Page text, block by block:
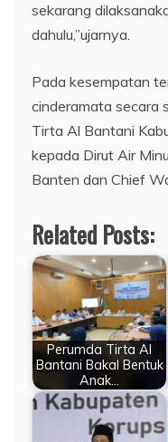
sekarang
dahulu,”ujarnya.
Pada kesempatan
cinderamata secara
Tirta Al Bantani
kepada Dirut Air
Banten dan Chief
Related Posts:
Perumda Tirta Al
Bantani Bakal Bentuk
Anak…